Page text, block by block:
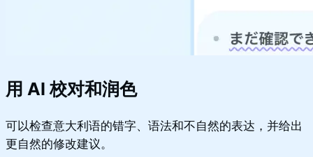
用 AI 校对和润色
可以检查意大利语的错字、语法和不自然的表达，并给出
更自然的修改建议。